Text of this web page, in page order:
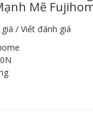
Mẽ
/ Viết đánh giá